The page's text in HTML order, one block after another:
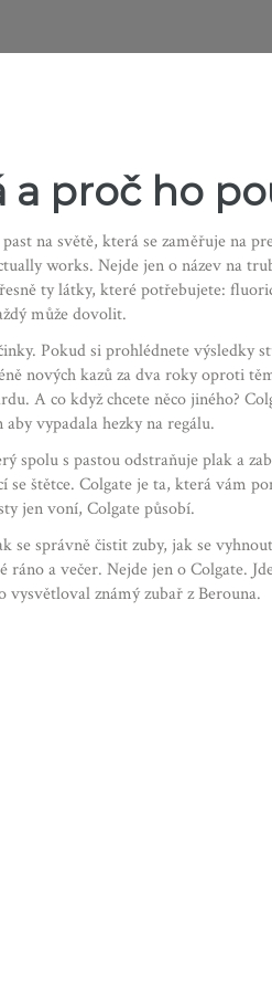
a proč ho
na světě, která se zaměřuje na
works. Nejde jen o název na
ty látky, které potřebujete:
může dovolit.
Pokud si prohlédnete
nových kazů za dva roky oproti
A co když chcete něco jiného?
vypadala hezky na regálu.
spolu s pastou odstraňuje plak a
se štětce. Colgate je ta, která vám
jen voní, Colgate působí.
správně čistit zuby, jak se
a večer. Nejde jen o Colgate.
známý zubař z Berouna.